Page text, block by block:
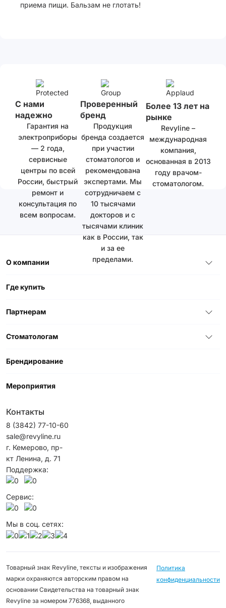
приема пищи. Бальзам не глотать!
С нами
надежно
Гарантия на
электроприборы
— 2 года,
сервисные
центры по всей
России, быстрый
ремонт и
консультация по
всем вопросам.
Проверенный
бренд
Продукция
бренда создается
при участии
стоматологов и
рекомендована
экспертами. Мы
сотрудничаем с
10 тысячами
докторов и с
тысячами клиник
как в России, так
и за ее
пределами.
Более 13 лет на
рынке
Revyline –
международная
компания,
основанная в 2013
году врачом-
стоматологом.
О компании
Где купить
Партнерам
Стоматологам
Брендирование
Мероприятия
Контакты
8 (3842) 77-10-60
sale@revyline.ru
г. Кемерово, пр-
кт Ленина, д. 71
Поддержка:
Сервис:
Мы в соц. сетях:
Товарный знак Revyline, тексты и изображения
марки охраняются авторским правом на
основании Свидетельства на товарный знак
Revyline за номером 776368, выданного
Политика
конфиденциальности